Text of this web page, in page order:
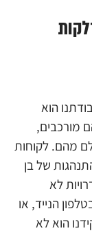
הוא
מורכבים,
מהם. לקוחות
של בן
לא
הנייד, או
הוא לא